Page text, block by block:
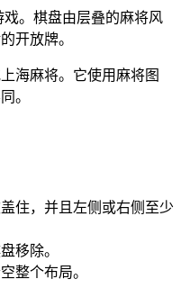
。棋盘由层叠的麻将风
开放牌。
海麻将。它使用麻将图
。
住，并且左侧或右侧至少
移除。
整个布局。